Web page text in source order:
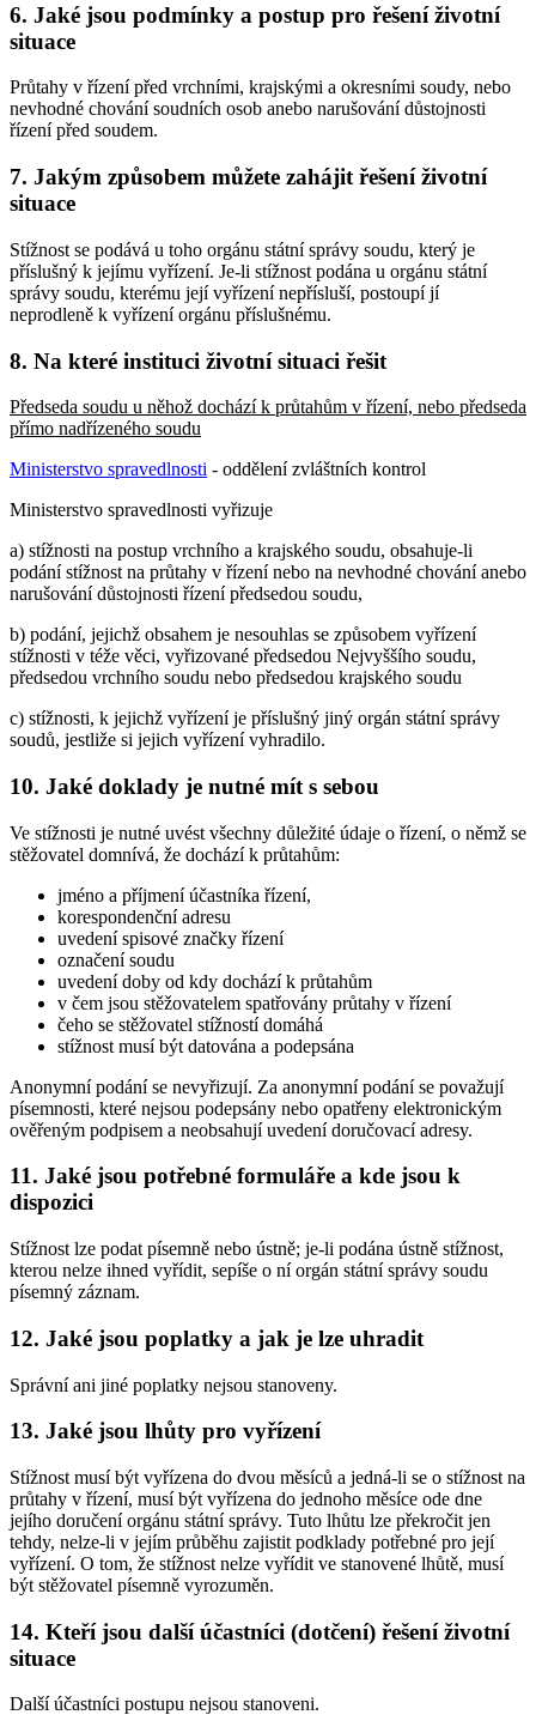
6. Jaké jsou podmínky a postup pro řešení životní
situace
Průtahy v řízení před vrchními, krajskými a okresními soudy, nebo
nevhodné chování soudních osob anebo narušování důstojnosti
řízení před soudem.
7. Jakým způsobem můžete zahájit řešení životní
situace
Stížnost se podává u toho orgánu státní správy soudu, který je
příslušný k jejímu vyřízení. Je-li stížnost podána u orgánu státní
správy soudu, kterému její vyřízení nepřísluší, postoupí jí
neprodleně k vyřízení orgánu příslušnému.
8. Na které instituci životní situaci řešit
Předseda soudu u něhož dochází k průtahům v řízení, nebo předseda
přímo nadřízeného soudu
Ministerstvo spravedlnosti - oddělení zvláštních kontrol
Ministerstvo spravedlnosti vyřizuje
a) stížnosti na postup vrchního a krajského soudu, obsahuje-li
podání stížnost na průtahy v řízení nebo na nevhodné chování anebo
narušování důstojnosti řízení předsedou soudu,
b) podání, jejichž obsahem je nesouhlas se způsobem vyřízení
stížnosti v téže věci, vyřizované předsedou Nejvyššího soudu,
předsedou vrchního soudu nebo předsedou krajského soudu
c) stížnosti, k jejichž vyřízení je příslušný jiný orgán státní správy
soudů, jestliže si jejich vyřízení vyhradilo.
10. Jaké doklady je nutné mít s sebou
Ve stížnosti je nutné uvést všechny důležité údaje o řízení, o němž se
stěžovatel domnívá, že dochází k průtahům:
jméno a příjmení účastníka řízení,
korespondenční adresu
uvedení spisové značky řízení
označení soudu
uvedení doby od kdy dochází k průtahům
v čem jsou stěžovatelem spatřovány průtahy v řízení
čeho se stěžovatel stížností domáhá
stížnost musí být datována a podepsána
Anonymní podání se nevyřizují. Za anonymní podání se považují
písemnosti, které nejsou podepsány nebo opatřeny elektronickým
ověřeným podpisem a neobsahují uvedení doručovací adresy.
11. Jaké jsou potřebné formuláře a kde jsou k
dispozici
Stížnost lze podat písemně nebo ústně; je-li podána ústně stížnost,
kterou nelze ihned vyřídit, sepíše o ní orgán státní správy soudu
písemný záznam.
12. Jaké jsou poplatky a jak je lze uhradit
Správní ani jiné poplatky nejsou stanoveny.
13. Jaké jsou lhůty pro vyřízení
Stížnost musí být vyřízena do dvou měsíců a jedná-li se o stížnost na
průtahy v řízení, musí být vyřízena do jednoho měsíce ode dne
jejího doručení orgánu státní správy. Tuto lhůtu lze překročit jen
tehdy, nelze-li v jejím průběhu zajistit podklady potřebné pro její
vyřízení. O tom, že stížnost nelze vyřídit ve stanovené lhůtě, musí
být stěžovatel písemně vyrozuměn.
14. Kteří jsou další účastníci (dotčení) řešení životní
situace
Další účastníci postupu nejsou stanoveni.